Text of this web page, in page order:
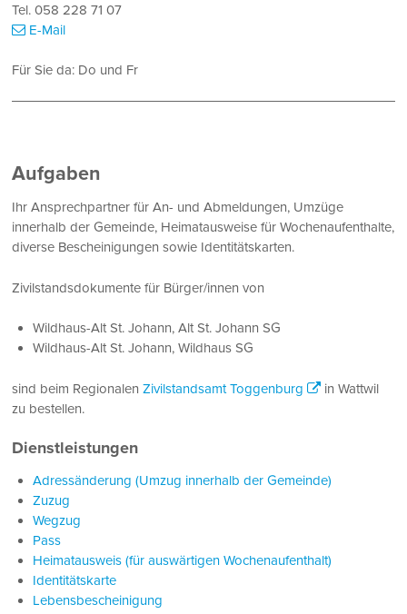
Tel.058 228 71 07
E-Mail
Für Sie da: Do und Fr
Aufgaben
Ihr Ansprechpartner für An- und Abmeldungen, Umzüge
innerhalb der Gemeinde, Heimatausweise für Wochenaufenthalte,
diverse Bescheinigungen sowie Identitätskarten.
Zivilstandsdokumente für Bürger/innen von
Wildhaus-Alt St. Johann, Alt St. Johann SG
Wildhaus-Alt St. Johann, Wildhaus SG
sind beim RegionalenZivilstandsamt Toggenburg
in Wattwil
zu bestellen.
Dienstleistungen
Adressänderung (Umzug innerhalb der Gemeinde)
Zuzug
Wegzug
Pass
Heimatausweis (für auswärtigen Wochenaufenthalt)
Identitätskarte
Lebensbescheinigung